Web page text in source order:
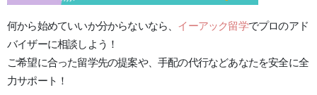
何から始めていいか分からないなら、 イーアック留学でプロのアド
バイザーに相談しよう！
ご希望に合った留学先の提案や、手配の代行などあなたを安全に全
力サポート！